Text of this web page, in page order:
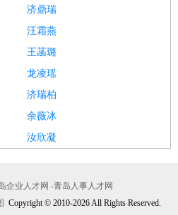
济鼎瑞
汪霜燕
王菡璐
龙凌瑶
济瑞柏
余薇冰
汝欣凝
企业人才网 -青岛人事人才网
Copyright © 2010-2026 All Rights Reserved.